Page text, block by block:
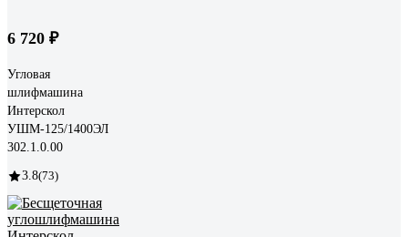
6 720 ₽
Угловая
шлифмашина
Интерскол
УШМ-125/1400ЭЛ
302.1.0.00
3.8(73)